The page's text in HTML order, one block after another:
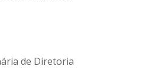
de Diretoria